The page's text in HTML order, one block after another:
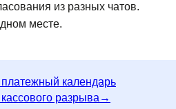
из разных чатов.
месте.
платежный календарь
разрыва→